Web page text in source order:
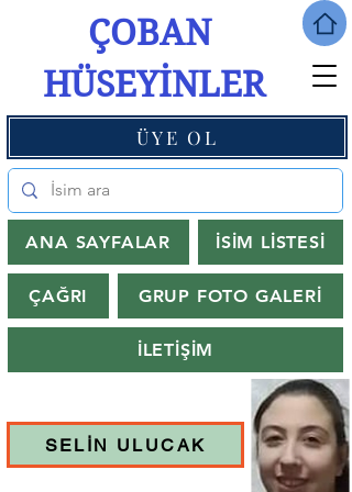
ÇOBAN
HÜSEYİNLER
ANA SAYFALAR İSİM LİSTESİ
ÇAĞRI GRUP FOTO GALERİ
İLETİŞİM
ÜYE OL
SELİN ULUCAK